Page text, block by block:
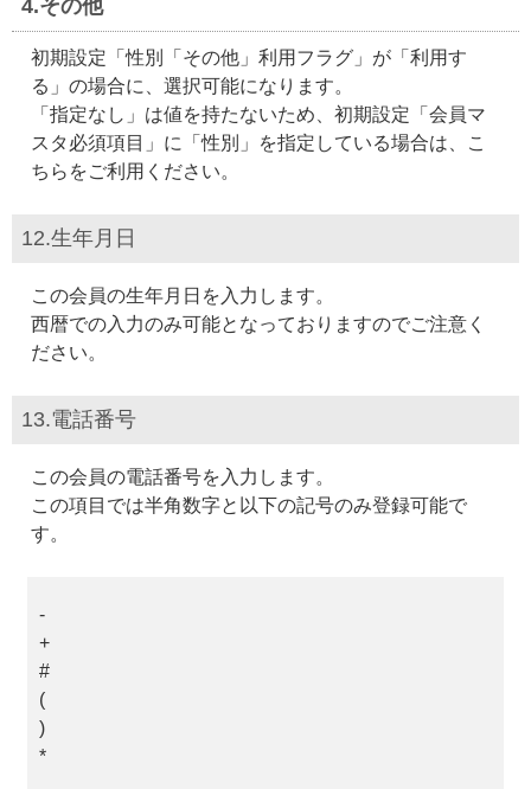
4.その他
初期設定「性別「その他」利用フラグ」が「利用す
る」の場合に、選択可能になります。
「指定なし」は値を持たないため、初期設定「会員マ
スタ必須項目」に「性別」を指定している場合は、こ
ちらをご利用ください。
12.生年月日
この会員の生年月日を入力します。
西暦での入力のみ可能となっておりますのでご注意く
ださい。
13.電話番号
この会員の電話番号を入力します。
この項目では半角数字と以下の記号のみ登録可能で
す。
-
+
#
(
)
*